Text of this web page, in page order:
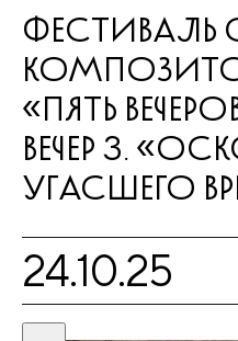
«ПЯТЬ
ВЕЧЕР 3.
УГАСШЕГО
24.10.25